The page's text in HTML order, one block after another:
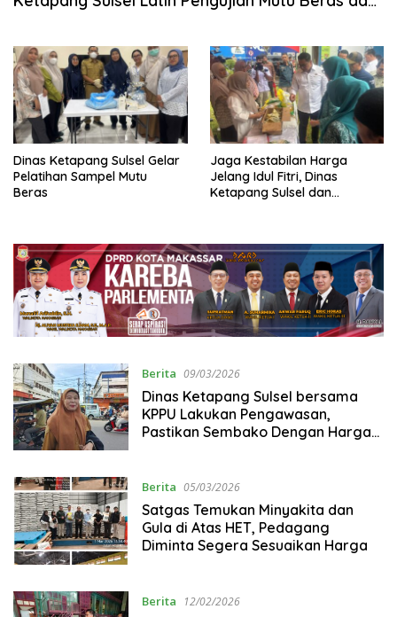
Dinas Ketapang Sulsel Gelar
Pelatihan Sampel Mutu
Beras
Jaga Kestabilan Harga
Jelang Idul Fitri, Dinas
Ketapang Sulsel dan
Berita 09/03/2026
Dinas Ketapang Sulsel bersama
KPPU Lakukan Pengawasan,
Pastikan Sembako Dengan Harga
Berita 05/03/2026
Satgas Temukan Minyakita dan
Gula di Atas HET, Pedagang
Diminta Segera Sesuaikan Harga
Berita 12/02/2026